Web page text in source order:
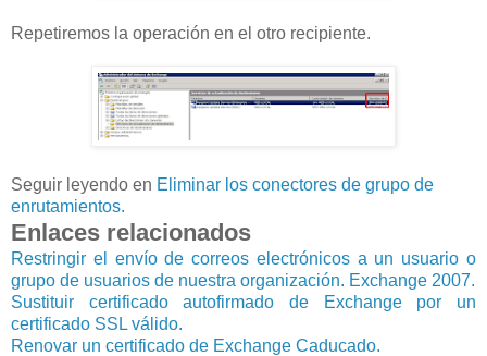
Repetiremos la operación en el otro recipiente.
Seguir leyendo en Eliminar los conectores de grupo de
enrutamientos.
Enlaces relacionados
Restringir el envío de correos electrónicos a un usuario o
grupo de usuarios de nuestra organización. Exchange 2007.
Sustituir certificado autofirmado de Exchange por un
certificado SSL válido.
Renovar un certificado de Exchange Caducado.